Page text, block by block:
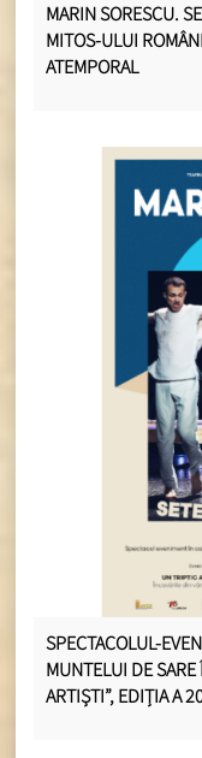
MARIN SORESCU.
MITOS-ULUI
ATEMPORAL
SPECTACOLUL-
MUNTELUI DE
ARTIȘTI”, EDIȚIA A